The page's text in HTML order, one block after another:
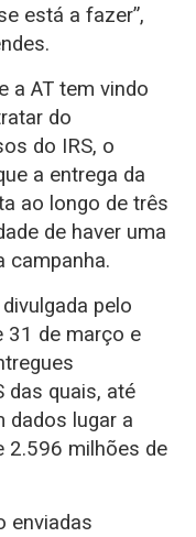
está a fazer”,
a AT tem vindo
do
do IRS, o
a entrega da
ao longo de três
de haver uma
campanha.
pelo
31 de março e
das quais, até
dados lugar a
2.596 milhões de
enviadas